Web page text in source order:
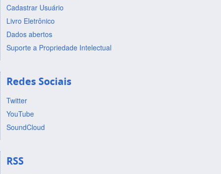
Cadastrar Usuário
Livro Eletrônico
Dados abertos
Suporte a Propriedade Intelectual
Redes Sociais
Twitter
YouTube
SoundCloud
RSS